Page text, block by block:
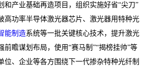
和产业基础再造项目，组织实施好省“尖刀”
高功率半导体激光器芯片、激光器用特种光
能制造系统等一批关键核心技术，提升激光
前瞻谋划布局，使用“赛马制”“揭榜挂帅”等
位、企业等各方围绕下一代掺杂特种光纤制